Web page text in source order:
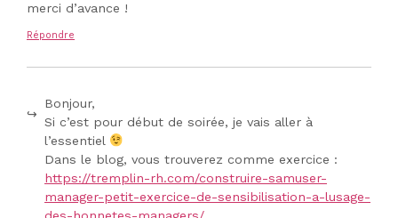
merci d’avance !
Répondre
Bonjour,
Si c’est pour début de soirée, je vais aller à
l’essentiel
Dans le blog, vous trouverez comme exercice :
https://tremplin-rh.com/construire-samuser-
manager-petit-exercice-de-sensibilisation-a-lusage-